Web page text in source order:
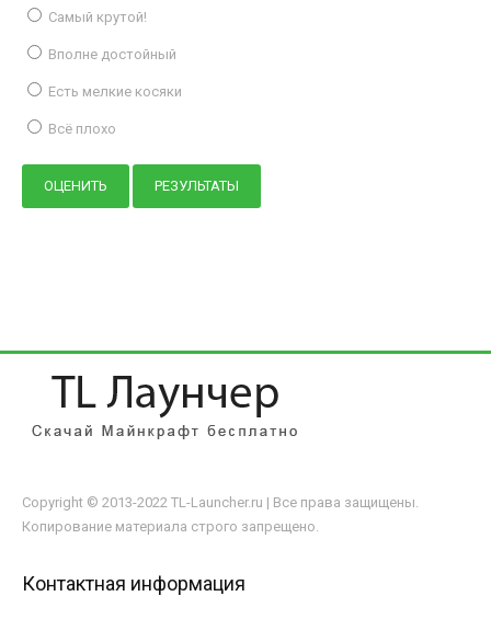
Самый крутой!
Вполне достойный
Есть мелкие косяки
Всё плохо
Copyright © 2013-2022 TL-Launcher.ru | Все права защищены.
Копирование материала строго запрещено.
Контактная информация